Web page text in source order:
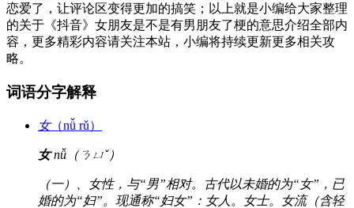
恋爱了，让评论区变得更加的搞笑；以上就是小编给大家整理
的关于《抖音》女朋友是不是有男朋友了梗的意思介绍全部内
容，更多精彩内容请关注本站，小编将持续更新更多相关攻
略。
词语分字解释
女（nǚ rǔ）
女nǚ（ㄋㄩˇ）
（一）、女性，与“男”相对。古代以未婚的为“女”，已
婚的为“妇”。现通称“妇女”：女人。女士。女流（含轻